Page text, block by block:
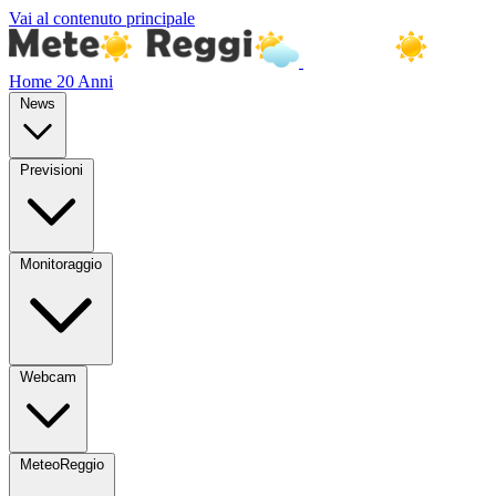
Vai al contenuto principale
Home 20 Anni
News
Previsioni
Monitoraggio
Webcam
MeteoReggio